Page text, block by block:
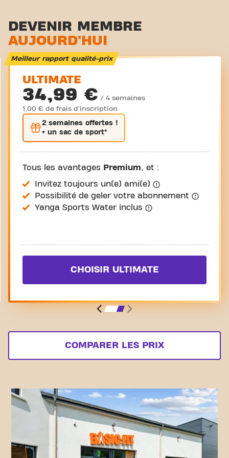
Zone d'étirement
Cyclisme virtuel
Visite guidée
DEVENIR MEMBRE
AUJOURD'HUI
Meilleur rapport qualité-prix
ULTIMATE
34,99 € / 4 semaines
1,00 € de frais d'inscription
2 semaines offertes !
+ un sac de sport*
Tous les avantages Premium, et :
Invitez toujours un(e) ami(e)
Possibilité de geler votre abonnement
Yanga Sports Water inclus
CHOISIR ULTIMATE
COMPARER LES PRIX